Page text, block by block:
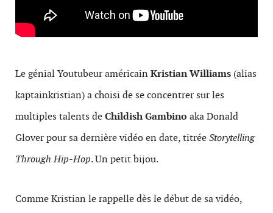
Le génial Youtubeur américainKristian Williams (alias
kaptainkristian) a choisi de se concentrer sur les
multiples talents deChildish Gambino aka Donald
Glover pour sa dernière vidéo en date, titréeStorytelling
Through Hip-Hop. Un petit bijou.
Comme Kristian le rappelle dès le début de sa vidéo,